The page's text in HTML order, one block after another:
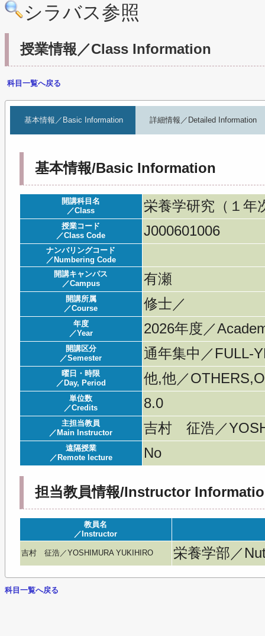
シラバス参照
授業情報／Class Information
科目一覧へ戻る
基本情報／Basic Information 詳細情報／Detailed Information
基本情報/Basic Information
開講科目名
／Class
栄養学研究（１年
授業コード
／Class Code
J000601006
ナンバリングコード
／Numbering Code
開講キャンパス
／Campus
有瀬
開講所属
／Course
修士／
年度
／Year
2026年度／
開講区分
／Semester
通年集中／FULL-
曜日・時限
／Day, Period
他,他／
単位数
／Credits
8.0
主担当教員
／Main Instructor
吉村 征浩／
遠隔授業
／Remote lecture
No
担当教員情報/Instructor
教員名
／Instructor
吉村 征浩／YOSHIMURA YUKIHIRO 栄養学部／
科目一覧へ戻る